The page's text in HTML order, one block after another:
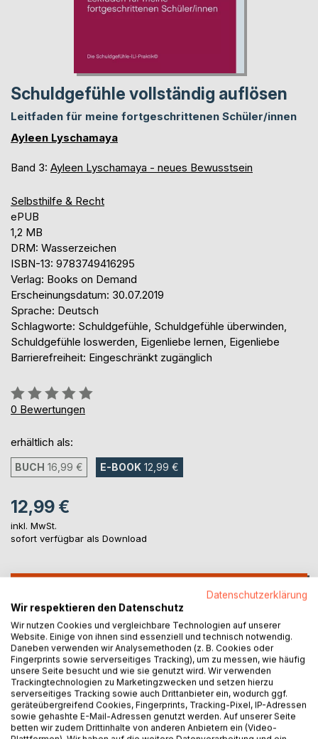
Schuldgefühle vollständig auflösen
Leitfaden für meine fortgeschrittenen Schüler/innen
Ayleen Lyschamaya
Band 3: Ayleen Lyschamaya - neues Bewusstsein
Selbsthilfe & Recht
ePUB
1,2 MB
DRM: Wasserzeichen
ISBN-13: 9783749416295
Verlag: Books on Demand
Erscheinungsdatum: 30.07.2019
Sprache: Deutsch
Schlagworte: Schuldgefühle, Schuldgefühle überwinden,
Schuldgefühle loswerden, Eigenliebe lernen, Eigenliebe
Barrierefreiheit: Eingeschränkt zugänglich
Bewertung::
0%
0 Bewertungen
erhältlich als:
BUCH 16,99 € E-BOOK 12,99 €
12,99 €
inkl. MwSt.
sofort verfügbar als Download
Auf die Merkliste
Titel bewerten
Datenschutzerklärung
Wir respektieren den Datenschutz
Wir nutzen Cookies und vergleichbare Technologien auf unserer
Website. Einige von ihnen sind essenziell und technisch notwendig.
Daneben verwenden wir Analysemethoden (z. B. Cookies oder
Fingerprints sowie serverseitiges Tracking), um zu messen, wie häufig
unsere Seite besucht und wie sie genutzt wird. Wir verwenden
Trackingtechnologien zu Marketingzwecken und setzen hierzu
serverseitiges Tracking sowie auch Drittanbieter ein, wodurch ggf.
geräteübergreifend Cookies, Fingerprints, Tracking-Pixel, IP-Adressen
sowie gehashte E-Mail-Adressen genutzt werden. Auf unserer Seite
betten wir zudem Drittinhalte von anderen Anbietern ein (Video-